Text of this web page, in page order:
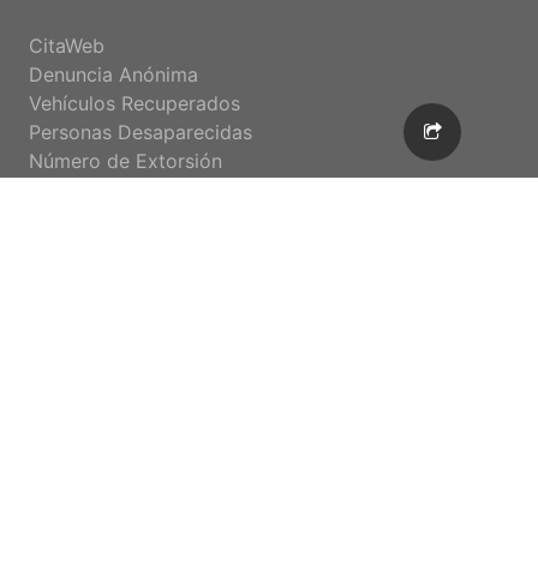
CitaWeb
Denuncia Anónima
Vehículos Recuperados
Personas Desaparecidas
Número de Extorsión